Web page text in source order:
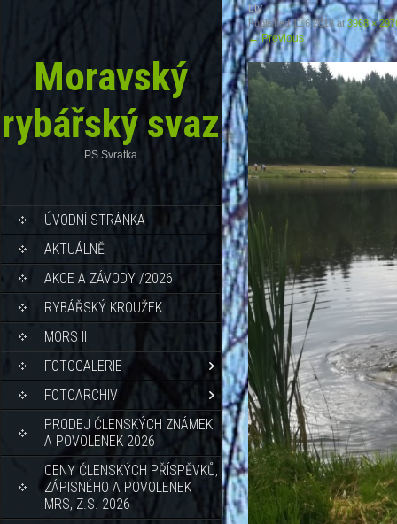
Moravský
rybářský svaz
PS Svratka
ÚVODNÍ STRÁNKA
AKTUÁLNĚ
AKCE A ZÁVODY /2026
RYBÁŘSKÝ KROUŽEK
MORS II
FOTOGALERIE
FOTOARCHIV
PRODEJ ČLENSKÝCH ZNÁMEK
A POVOLENEK 2026
CENY ČLENSKÝCH PŘÍSPĚVKŮ,
ZÁPISNÉHO A POVOLENEK
MRS, Z.S. 2026
bty
Published11.6.2018at 3968 ×
←Previous